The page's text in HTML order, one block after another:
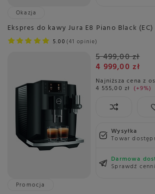
Okazja
Ekspres do kawy Jura E8 Piano Black (EC)
5.00 41 opinie
5 499,00 zł
4 999,00 zł
Najniższa cena z
4 555,00 zł +9%
Wysyłka
Towar
Darmowa
Sprawdź
Promocja